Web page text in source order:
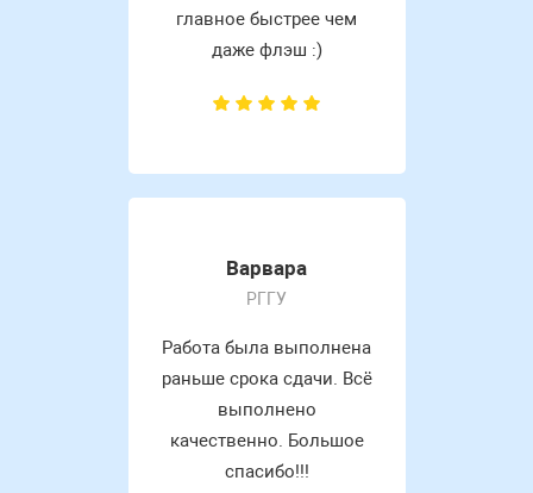
главное быстрее чем
даже флэш :)
Варвара
РГГУ
Работа была выполнена
раньше срока сдачи. Всё
выполнено
качественно. Большое
спасибо!!!